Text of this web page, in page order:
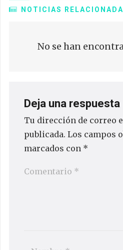
NOTICIAS
No se han
Deja una respuesta
Tu dirección de correo
publicada. Los campos
marcados con *